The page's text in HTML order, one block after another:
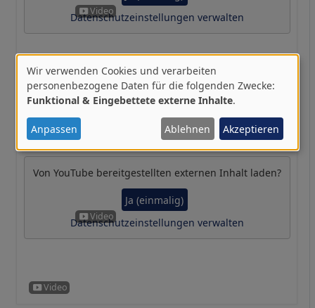
Datenschutzeinstellungen verwalten
Patrik Baab (14.06.2026)
Von YouTube bereitgestellten externen Inhalt laden?
Ja (einmalig)
Datenschutzeinstellungen verwalten
Verwendung
von
personenbezogenen
Daten
und
Wir verwenden Cookies und verarbeiten
personenbezogene Daten für die folgenden Zwecke:
Funktional & Eingebettete externe Inhalte.
Anpassen Ablehnen Akzeptieren